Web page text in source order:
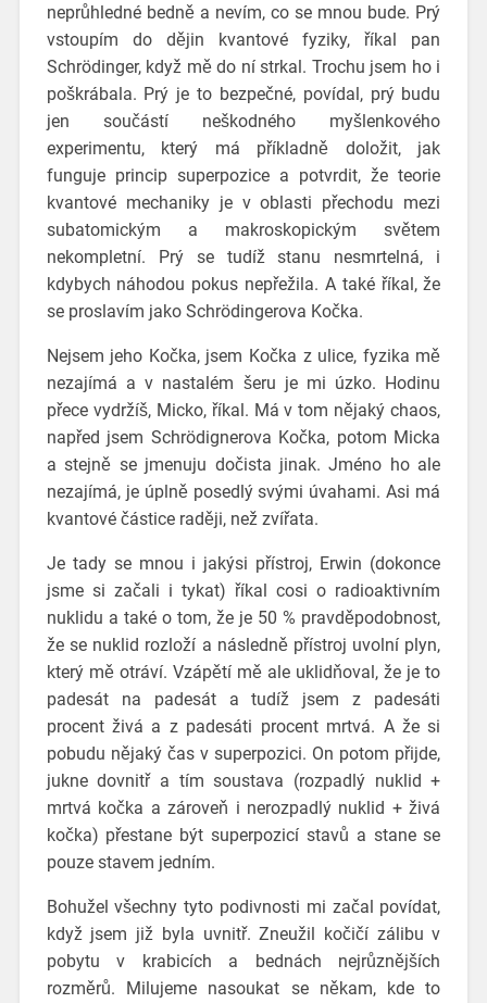
neprůhledné bedně a nevím, co se mnou bude. Prý
vstoupím do dějin kvantové fyziky, říkal pan
Schrödinger, když mě do ní strkal. Trochu jsem ho i
poškrábala. Prý je to bezpečné, povídal, prý budu
jen součástí neškodného myšlenkového
experimentu, který má příkladně doložit, jak
funguje princip superpozice a potvrdit, že teorie
kvantové mechaniky je v oblasti přechodu mezi
subatomickým a makroskopickým světem
nekompletní. Prý se tudíž stanu nesmrtelná, i
kdybych náhodou pokus nepřežila. A také říkal, že
se proslavím jako Schrödingerova Kočka.
Nejsem jeho Kočka, jsem Kočka z ulice, fyzika mě
nezajímá a v nastalém šeru je mi úzko. Hodinu
přece vydržíš, Micko, říkal. Má v tom nějaký chaos,
napřed jsem Schrödignerova Kočka, potom Micka
a stejně se jmenuju dočista jinak. Jméno ho ale
nezajímá, je úplně posedlý svými úvahami. Asi má
kvantové částice raději, než zvířata.
Je tady se mnou i jakýsi přístroj, Erwin (dokonce
jsme si začali i tykat) říkal cosi o radioaktivním
nuklidu a také o tom, že je 50 % pravděpodobnost,
že se nuklid rozloží a následně přístroj uvolní plyn,
který mě otráví. Vzápětí mě ale uklidňoval, že je to
padesát na padesát a tudíž jsem z padesáti
procent živá a z padesáti procent mrtvá. A že si
pobudu nějaký čas v superpozici. On potom přijde,
jukne dovnitř a tím soustava (rozpadlý nuklid +
mrtvá kočka a zároveň i nerozpadlý nuklid + živá
kočka) přestane být superpozicí stavů a stane se
pouze stavem jedním.
Bohužel všechny tyto podivnosti mi začal povídat,
když jsem již byla uvnitř. Zneužil kočičí zálibu v
pobytu v krabicích a bednách nejrůznějších
rozměrů. Milujeme nasoukat se někam, kde to